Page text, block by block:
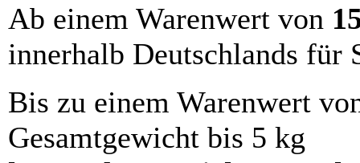
Ab einem Warenwert von
innerhalb Deutschlands für
Bis zu einem Warenwert
Gesamtgewicht bis 5 kg